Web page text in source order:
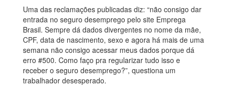
Uma das reclamações publicadas diz: “não consigo dar
entrada no seguro desemprego pelo site Emprega
Brasil. Sempre dá dados divergentes no nome da mãe,
CPF, data de nascimento, sexo e agora há mais de uma
semana não consigo acessar meus dados porque dá
erro #500. Como faço pra regularizar tudo isso e
receber o seguro desemprego?”, questiona um
trabalhador desesperado.